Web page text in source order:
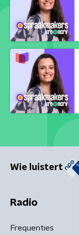
Wie luistert
Radio
Frequenties